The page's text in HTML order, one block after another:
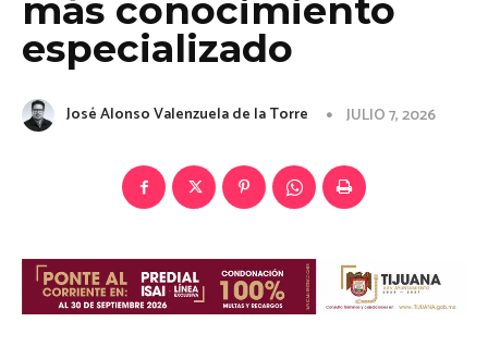
más conocimiento
especializado
José Alonso Valenzuela de la Torre JULIO 7, 2026